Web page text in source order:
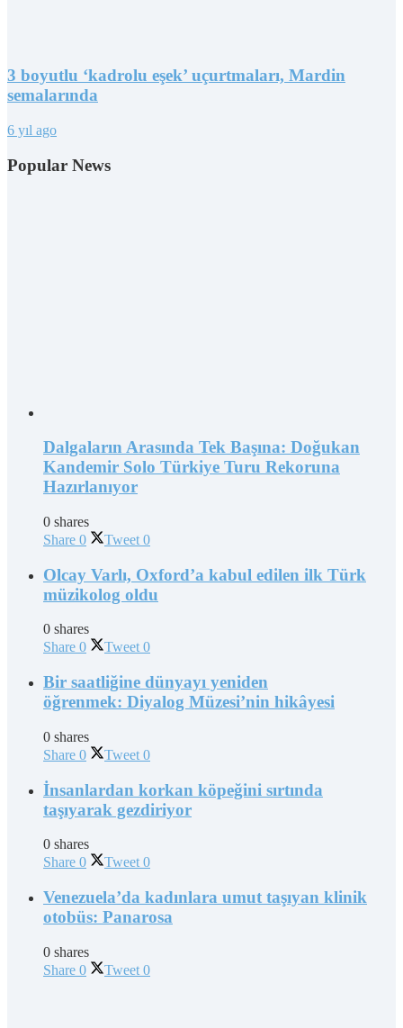
3 boyutlu ‘kadrolu eşek’ uçurtmaları, Mardin
semalarında
6 yıl ago
Popular News
Dalgaların Arasında Tek Başına: Doğukan
Kandemir Solo Türkiye Turu Rekoruna
Hazırlanıyor
0 shares
Share 0 Tweet 0
Olcay Varlı, Oxford’a kabul edilen ilk Türk
müzikolog oldu
0 shares
Share 0 Tweet 0
Bir saatliğine dünyayı yeniden
öğrenmek: Diyalog Müzesi’nin hikâyesi
0 shares
Share 0 Tweet 0
İnsanlardan korkan köpeğini sırtında
taşıyarak gezdiriyor
0 shares
Share 0 Tweet 0
Venezuela’da kadınlara umut taşıyan klinik
otobüs: Panarosa
0 shares
Share 0 Tweet 0